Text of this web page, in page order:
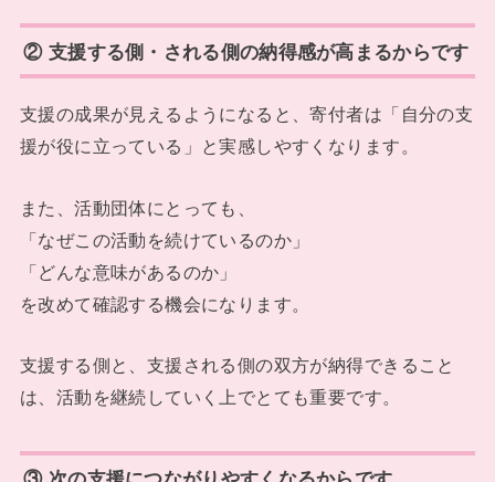
② 支援する側・される側の納得感が高まるからです
支援の成果が見えるようになると、寄付者は「自分の支
援が役に立っている」と実感しやすくなります。
また、活動団体にとっても、
「なぜこの活動を続けているのか」
「どんな意味があるのか」
を改めて確認する機会になります。
支援する側と、支援される側の双方が納得できること
は、活動を継続していく上でとても重要です。